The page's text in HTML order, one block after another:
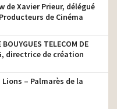
de Xavier Prieur, délégué
de Cinéma
TELECOM DE
directrice de création
Lions – Palmarès de la